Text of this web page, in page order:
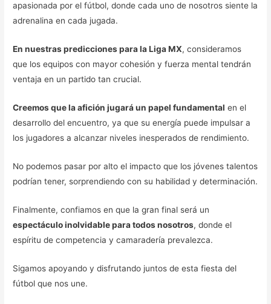
apasionada por el fútbol, donde cada uno de nosotros siente la
adrenalina en cada jugada.
En nuestras predicciones para la Liga MX, consideramos
que los equipos con mayor cohesión y fuerza mental tendrán
ventaja en un partido tan crucial.
Creemos que la afición jugará un papel fundamental en el
desarrollo del encuentro, ya que su energía puede impulsar a
los jugadores a alcanzar niveles inesperados de rendimiento.
No podemos pasar por alto el impacto que los jóvenes talentos
podrían tener, sorprendiendo con su habilidad y determinación.
Finalmente, confiamos en que la gran final será un
espectáculo inolvidable para todos nosotros, donde el
espíritu de competencia y camaradería prevalezca.
Sigamos apoyando y disfrutando juntos de esta fiesta del
fútbol que nos une.